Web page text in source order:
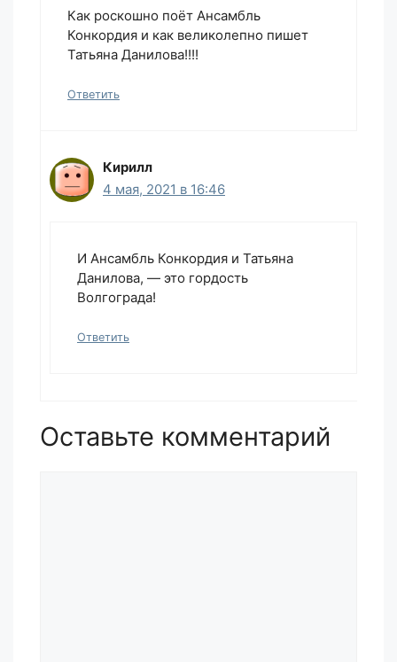
Как роскошно поёт Ансамбль
Конкордия и как великолепно пишет
Татьяна Данилова!!!!
Ответить
Кирилл
4 мая, 2021 в 16:46
И Ансамбль Конкордия и Татьяна
Данилова, — это гордость
Волгограда!
Ответить
Оставьте комментарий